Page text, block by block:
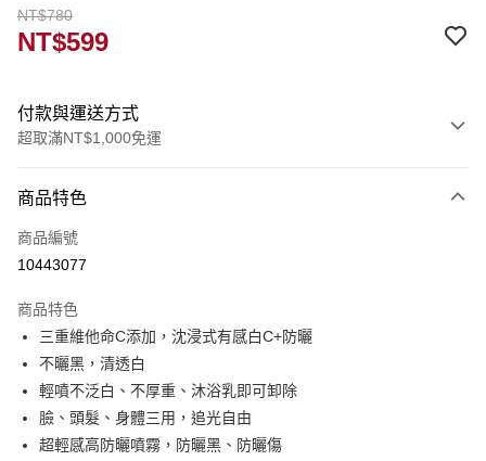
NT$780
NT$599
付款與運送方式
超取滿NT$1,000免運
信用卡一次付款
超商取貨付款
Apple Pay
街口支付
悠遊付
Google Pay
商品特色
商品編號
10443077
商品特色
三重維他命C添加，沈浸式有感白C+防曬
不曬黑，清透白
輕噴不泛白、不厚重、沐浴乳即可卸除
臉、頭髮、身體三用，追光自由
超輕感高防曬噴霧，防曬黑、防曬傷